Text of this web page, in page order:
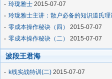
玲珑雅士 2015-07-07
玲珑雅士主讲：散户必备的知识道氏理
零成本操作秘诀（四）
2015-07-07
零成本操作秘诀（二）
2015-07-07
波段王君海
k线实战特训(二) 2015-07-07